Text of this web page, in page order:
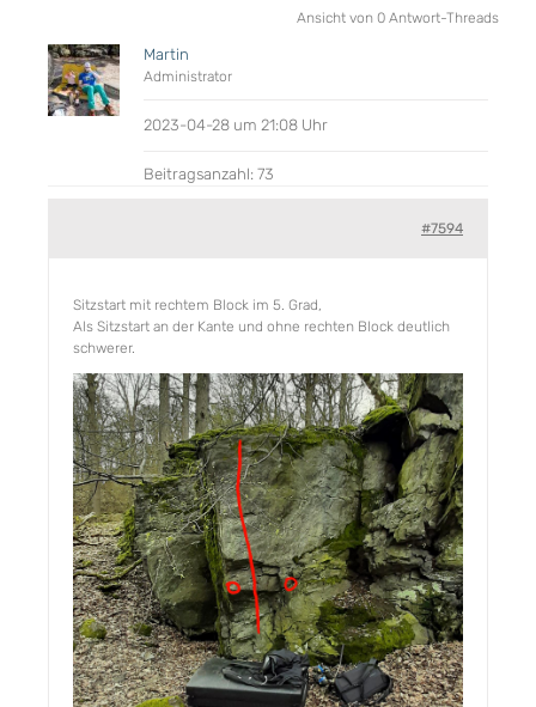
Ansicht von 0 Antwort-Threads
Martin
Administrator
2023-04-28 um 21:08 Uhr
Beitragsanzahl: 73
#7594
Sitzstart mit rechtem Block im 5. Grad,
Als Sitzstart an der Kante und ohne rechten Block deutlich
schwerer.